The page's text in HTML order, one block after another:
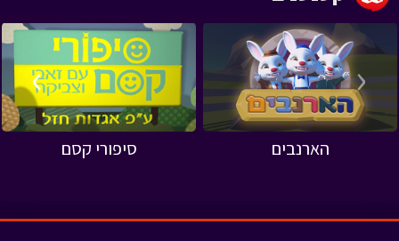
הארנבים סיפורי קסם
‹
›